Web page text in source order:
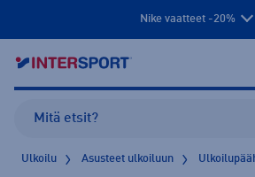
Nike vaatteet -20%
Ulkoilu Asusteet ulkoiluun